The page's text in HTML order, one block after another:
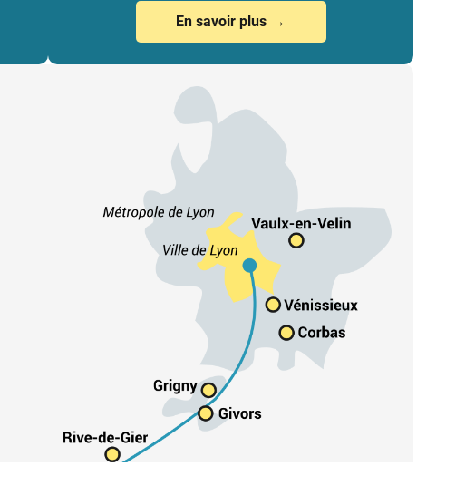
En savoir plus